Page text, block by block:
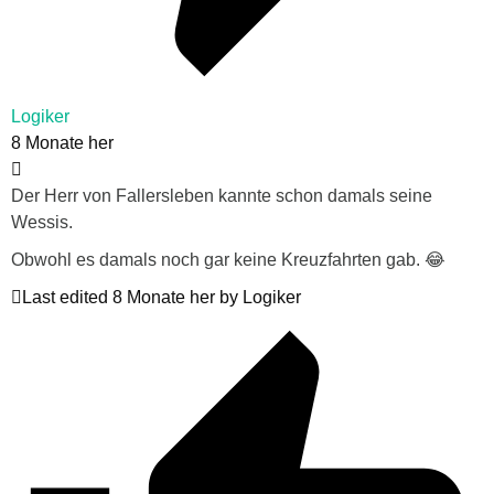
Logiker
8 Monate her
Der Herr von Fallersleben kannte schon damals seine
Wessis.
Obwohl es damals noch gar keine Kreuzfahrten gab. 😂
Last edited 8 Monate her by Logiker